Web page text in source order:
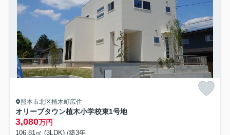
熊本市北区植木町広住
オリーブタウン植木小学校東1号地
3,080万円
106.81㎡ (3LDK) /築3年